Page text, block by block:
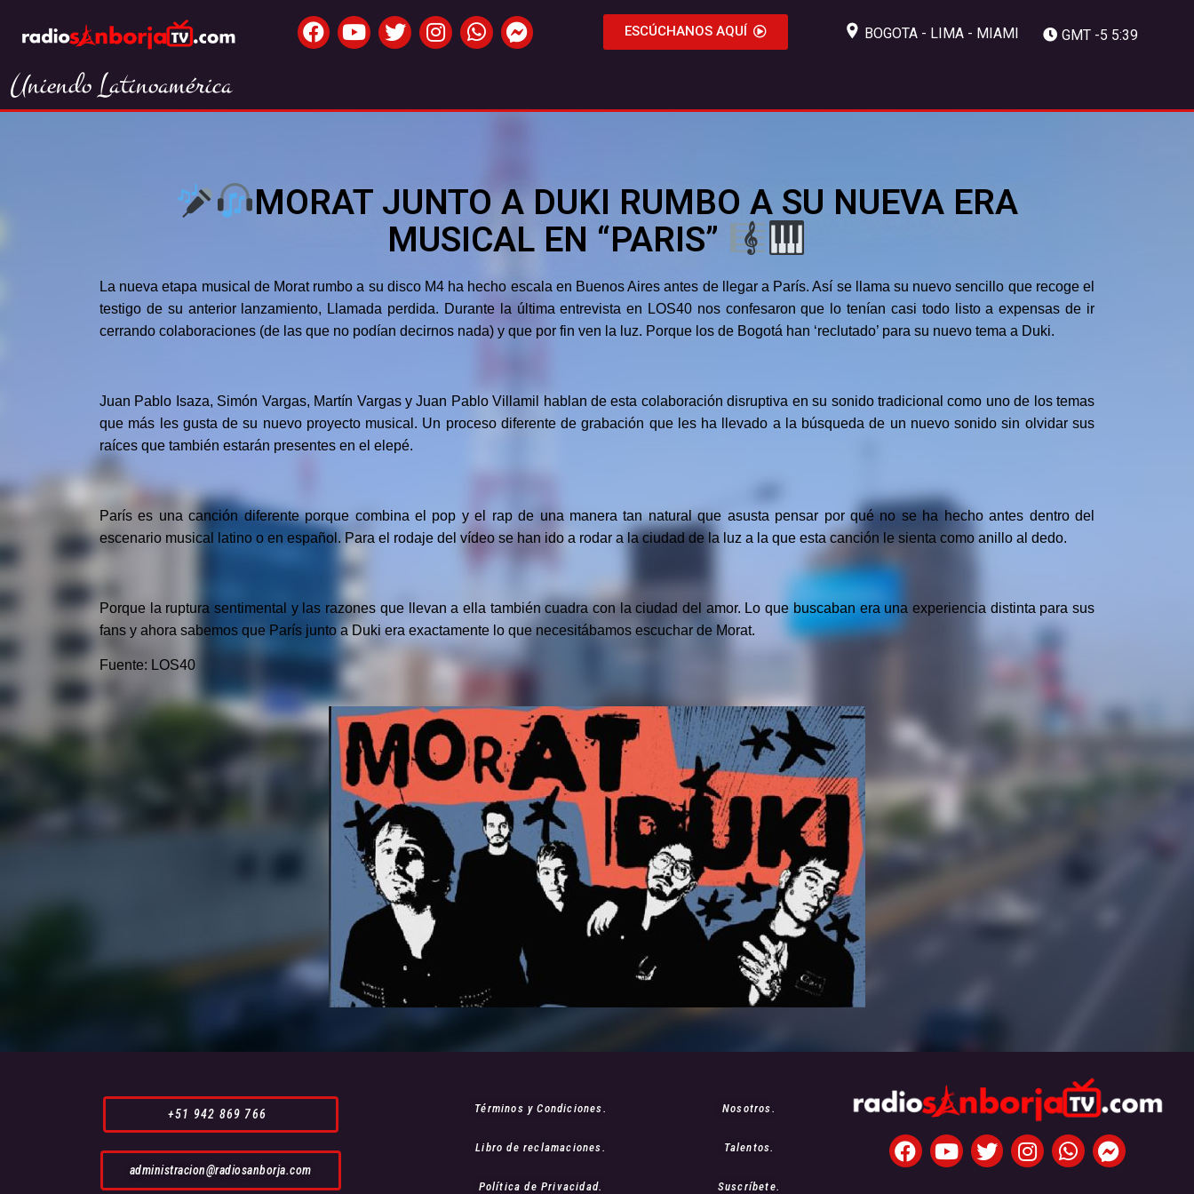
ESCÚCHANOS AQUÍ BOGOTA - LIMA - MIAMI GMT -5 5:39
Uniendo Latinoamérica
MORAT JUNTO A DUKI RUMBO A SU NUEVA ERA
MUSICAL EN “PARIS”
La nueva etapa musical de Morat rumbo a su disco M4 ha hecho escala en Buenos Aires antes de llegar a París. Así se llama su nuevo sencillo que recoge el
testigo de su anterior lanzamiento, Llamada perdida. Durante la última entrevista en LOS40 nos confesaron que lo tenían casi todo listo a expensas de ir
cerrando colaboraciones (de las que no podían decirnos nada) y que por fin ven la luz. Porque los de Bogotá han ‘reclutado’ para su nuevo tema a Duki.
Juan Pablo Isaza, Simón Vargas, Martín Vargas y Juan Pablo Villamil hablan de esta colaboración disruptiva en su sonido tradicional como uno de los temas
que más les gusta de su nuevo proyecto musical. Un proceso diferente de grabación que les ha llevado a la búsqueda de un nuevo sonido sin olvidar sus
raíces que también estarán presentes en el elepé.
París es una canción diferente porque combina el pop y el rap de una manera tan natural que asusta pensar por qué no se ha hecho antes dentro del
escenario musical latino o en español. Para el rodaje del vídeo se han ido a rodar a la ciudad de la luz a la que esta canción le sienta como anillo al dedo.
Porque la ruptura sentimental y las razones que llevan a ella también cuadra con la ciudad del amor. Lo que buscaban era una experiencia distinta para sus
fans y ahora sabemos que París junto a Duki era exactamente lo que necesitábamos escuchar de Morat.
Fuente: LOS40
+51 942 869 766
administracion@radiosanborja.com
Términos y Condiciones.
Libro de reclamaciones.
Política de Privacidad.
Nosotros.
Talentos.
Suscríbete.